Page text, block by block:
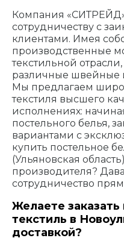
Компания
сотрудничеству с
клиентами. Имея
производственные
текстильной
различные швейные
Мы предлагаем
текстиля высшего
исполнениях:
постельного белья,
вариантами с
купить постельное
(Ульяновская
производителя?
сотрудничество
Желаете
текстиль в
доставкой?